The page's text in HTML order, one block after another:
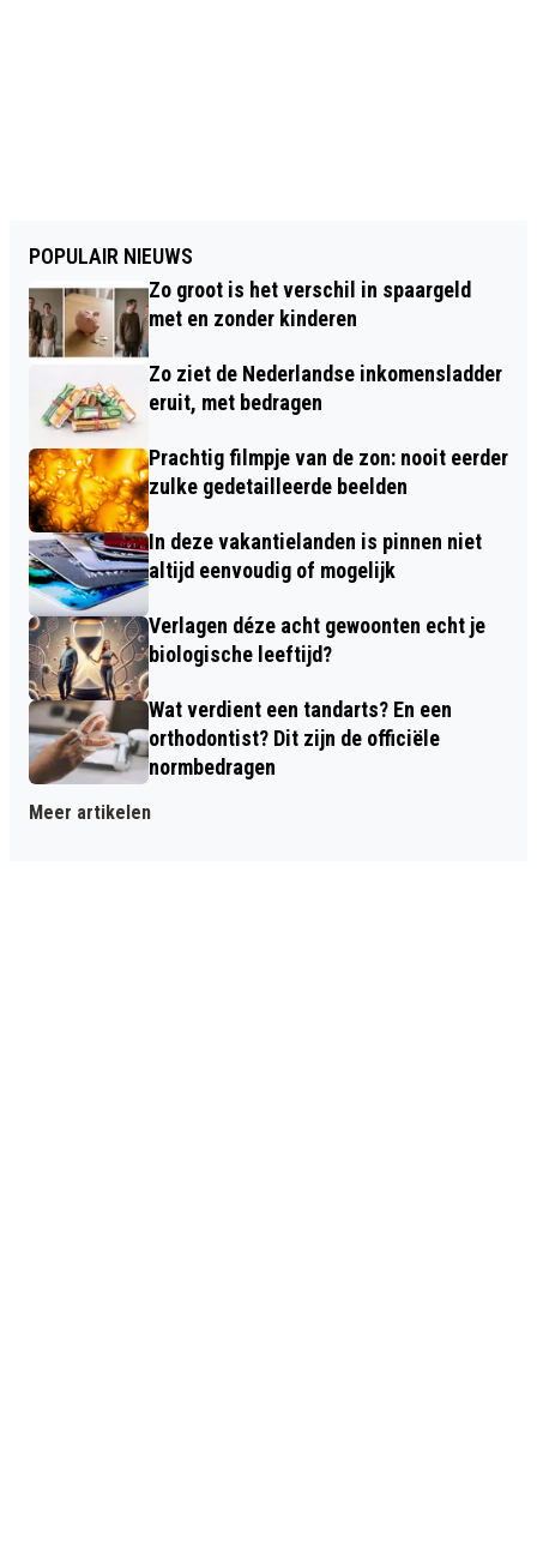
POPULAIR NIEUWS
Zo groot is het verschil in spaargeld
met en zonder kinderen
Zo ziet de Nederlandse inkomensladder
eruit, met bedragen
Prachtig filmpje van de zon: nooit eerder
zulke gedetailleerde beelden
In deze vakantielanden is pinnen niet
altijd eenvoudig of mogelijk
Verlagen déze acht gewoonten echt je
biologische leeftijd?
Wat verdient een tandarts? En een
orthodontist? Dit zijn de officiële
normbedragen
Meer artikelen